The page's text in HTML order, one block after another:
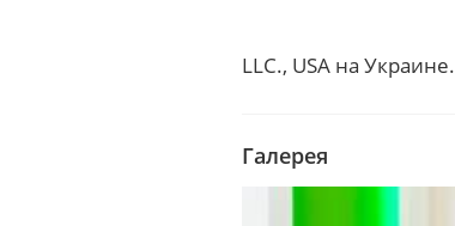
LLC., USA на Украине.
Галерея